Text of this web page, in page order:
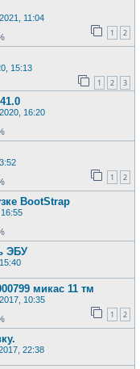
11:04
1 2
15:13
1 2 3
16:20
1 2
BootStrap
ЭБУ
микас 11 тм
10:35
1 2
22:38